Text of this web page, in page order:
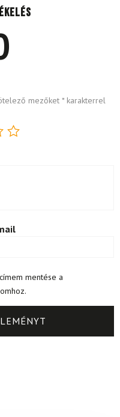
mezőket *karakterrel
mentése a